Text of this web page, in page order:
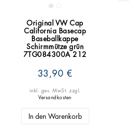
Original VW Cap
California Basecap
Baseballkappe
Schirmmütze grün
7TG084300A 212
33,90 €
inkl. ges. MwSt. zzgl.
Versandkosten
In den Warenkorb